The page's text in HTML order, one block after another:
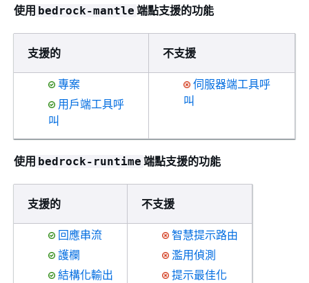
使用 bedrock-mantle 端點支援的功能
支援的 不支援
專案
用戶端工具呼
叫
伺服器端工具呼
叫
使用 bedrock-runtime 端點支援的功能
支援的 不支援
回應串流
護欄
結構化輸出
智慧提示路由
濫用偵測
提示最佳化